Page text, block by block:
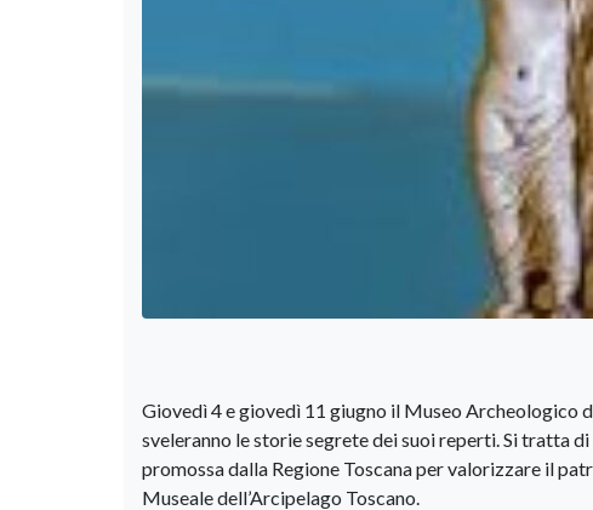
Giovedì 4 e giovedì 11 giugno il Museo Archeologico
sveleranno le storie segrete dei suoi reperti. Si tratta
promossa dalla Regione Toscana per valorizzare il
Museale dell’Arcipelago Toscano.